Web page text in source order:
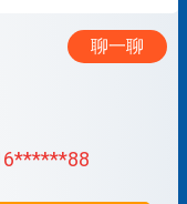
聊一聊